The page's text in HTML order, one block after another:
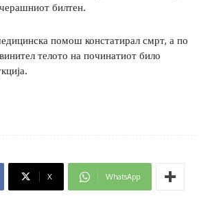
билтен.
помош констатирал смрт, а по
телото на починатиот било
X WhatsApp